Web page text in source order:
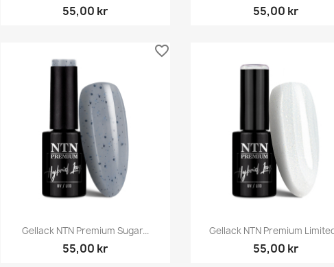
55,00 kr 55,00 kr
Snabbvy
Gellack NTN Premium Sugar...
55,00 kr
favorite_border
Snabbvy
Gellack NTN Premium
55,00 kr